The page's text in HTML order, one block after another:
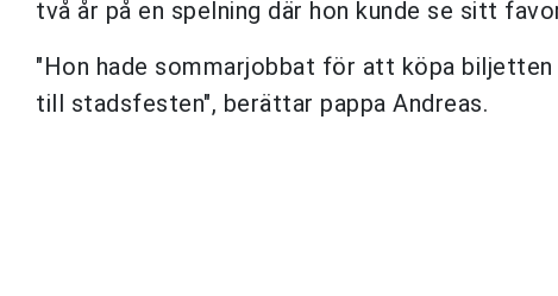
två år på en spelning där hon kunde se sitt
"Hon hade sommarjobbat för att köpa
till stadsfesten", berättar pappa Andreas.